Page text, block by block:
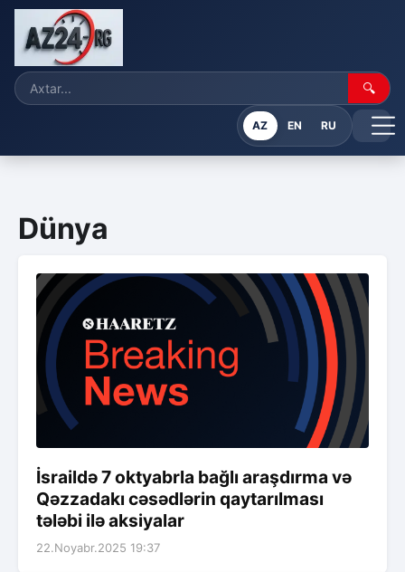
🔍
AZ EN RU
Dünya
İsraildə 7 oktyabrla bağlı araşdırma və
Qəzzadakı cəsədlərin qaytarılması
tələbi ilə aksiyalar
22.Noyabr.2025 19:37